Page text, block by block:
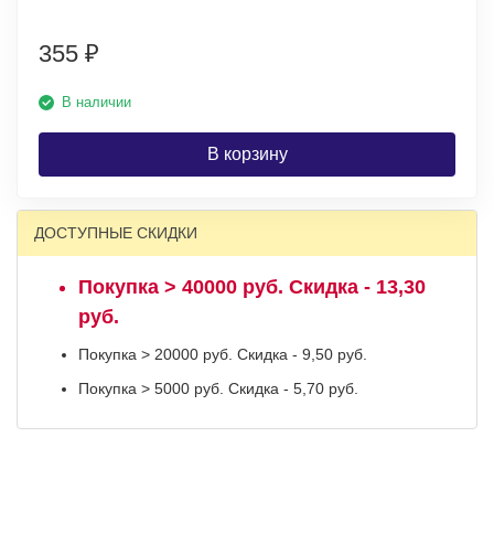
355 ₽
В наличии
В корзину
ДОСТУПНЫЕ СКИДКИ
Покупка > 40000 руб. Скидка - 13,30
руб.
Покупка > 20000 руб. Скидка - 9,50 руб.
Покупка > 5000 руб. Скидка - 5,70 руб.